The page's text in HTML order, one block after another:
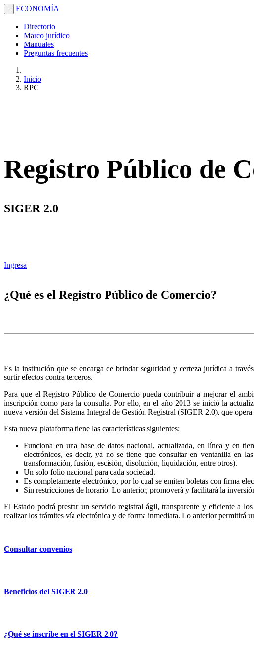
. ECONOMÍA
Directorio
Marco jurídico
Manuales
Preguntas frecuentes
Inicio
RPC
Registro Público de
SIGER 2.0
Ingresa
¿Qué es el Registro Público de Comercio?
Es la institución que se encarga de brindar seguridad y certeza jurídica a
surtir efectos contra terceros.
Para que el Registro Público de Comercio pueda contribuir a mejorar el
inscripción como para la consulta. Por ello, en el año 2013 se inició la
nueva versión del Sistema Integral de Gestión Registral (SIGER 2.0), que
Esta nueva plataforma tiene las características siguientes:
Funciona en una base de datos nacional, actualizada, en línea y en
electrónicos, es decir, ya no se tiene que consultar en ventanilla en
transformación, fusión, escisión, disolución, liquidación, entre otros).
Un solo folio nacional para cada sociedad.
Es completamente electrónico, por lo cual se emiten boletas con firma
Sin restricciones de horario. Lo anterior, promoverá y facilitará la
El Estado podrá prestar un servicio registral ágil, transparente y eficiente a
realizar los trámites vía electrónica y de forma inmediata. Lo anterior permitirá
Consultar convenios
Beneficios del SIGER 2.0
¿Qué se inscribe en el SIGER 2.0?